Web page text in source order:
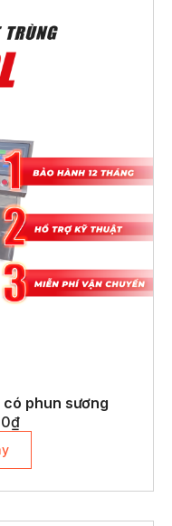
phun sương
₫